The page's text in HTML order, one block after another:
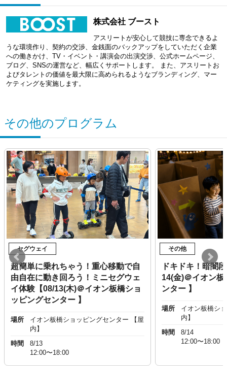
株式会社 ブースト
アスリートが安心して競技に専念できるよ
うな環境作り、契約の交渉、金銭面のバックアップをしていただく企業
への働きかけ、TV・イベント・講演会の出演交渉、公式ホームページ、
ブログ、SNSの運営など、幅広くサポートします。 また、アスリートお
よびタレントの価値を最大限に高められるようなブランディング、マー
ケティングを実施します。
その他のプログラム
セグウェイ
超簡単に乗れちゃう！重心移動で自
由自在に動き回ろう！ミニセグウェ
イ体験【08/13(木)＠イオン板橋ショ
ッピングセンター 】
場所
イオン板橋ショッピングセンター 【屋
内】
時間
8/13
12:00〜18:00
その他
ドキドキ！暗闇
14(金)＠イオン
ンター 】
場所
イオン板橋シ
内】
時間
8/14
12:00〜18:00